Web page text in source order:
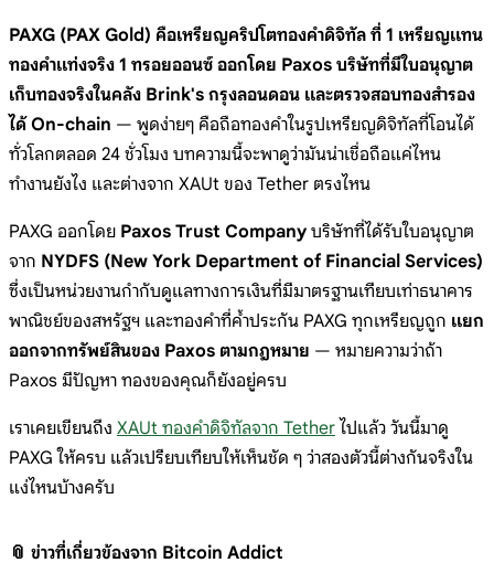
PAXG (PAX Gold) คือเหรียญคริปโตทองคำดิจิทัล ที่ 1 เหรียญแทน
ทองคำแท่งจริง 1 ทรอยออนซ์ ออกโดย Paxos บริษัทที่มีใบอนุญาต
เก็บทองจริงในคลัง Brink's กรุงลอนดอน และตรวจสอบทองสำรอง
ได้ On-chain — พูดง่ายๆ คือถือทองคำในรูปเหรียญดิจิทัลที่โอนได้
ทั่วโลกตลอด 24 ชั่วโมง บทความนี้จะพาดูว่ามันน่าเชื่อถือแค่ไหน
ทำงานยังไง และต่างจาก XAUt ของ Tether ตรงไหน
PAXG ออกโดย Paxos Trust Company บริษัทที่ได้รับใบอนุญาต
จาก NYDFS (New York Department of Financial Services)
ซึ่งเป็นหน่วยงานกำกับดูแลทางการเงินที่มีมาตรฐานเทียบเท่าธนาคาร
พาณิชย์ของสหรัฐฯ และทองคำที่ค้ำประกัน PAXG ทุกเหรียญถูก แยก
ออกจากทรัพย์สินของ Paxos ตามกฎหมาย — หมายความว่าถ้า
Paxos มีปัญหา ทองของคุณก็ยังอยู่ครบ
เราเคยเขียนถึง XAUt ทองคำดิจิทัลจาก Tether ไปแล้ว วันนี้มาดู
PAXG ให้ครบ แล้วเปรียบเทียบให้เห็นชัด ๆ ว่าสองตัวนี้ต่างกันจริงใน
แง่ไหนบ้างครับ
📎 ข่าวที่เกี่ยวข้องจาก Bitcoin Addict